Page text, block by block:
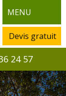
MENU
Devis gratuit
24 57